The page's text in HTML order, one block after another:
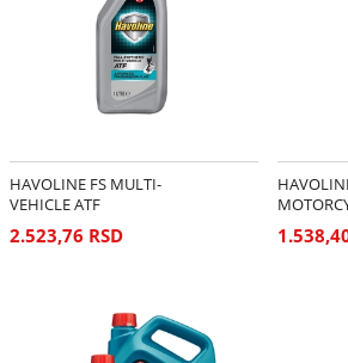
HAVOLINE FS MULTI-
VEHICLE ATF
2.523,76 RSD